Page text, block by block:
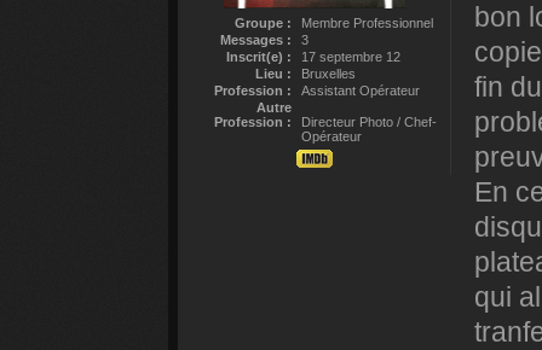
Groupe :
Membre Professionnel
Messages :
3
Inscrit(e) :
17 septembre 12
Lieu :
Bruxelles
Profession :
Assistant Opérateur
Autre
Profession :
Directeur Photo / Chef-
Opérateur
bon
fin
En
qui